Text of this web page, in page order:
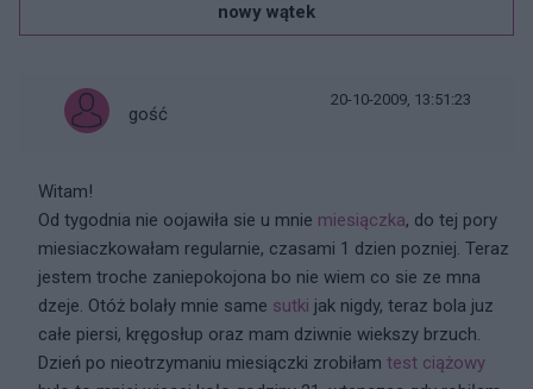
nowy wątek
gość
20-10-2009, 13:51:23
Witam!
Od tygodnia nie oojawiła sie u mnie miesiączka, do tej pory
miesiaczkowałam regularnie, czasami 1 dzien pozniej. Teraz
jestem troche zaniepokojona bo nie wiem co sie ze mna
dzeje. Otóż bolały mnie same sutki jak nigdy, teraz bola juz
całe piersi, kręgosłup oraz mam dziwnie wiekszy brzuch.
Dzień po nieotrzymaniu miesiączki zrobiłam test ciążowy